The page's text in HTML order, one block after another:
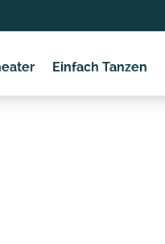
Einfach Tanzen